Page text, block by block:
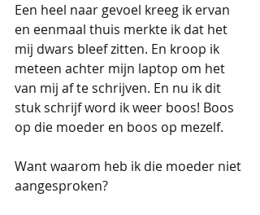
Een heel naar gevoel kreeg ik ervan
en eenmaal thuis merkte ik dat het
mij dwars bleef zitten. En kroop ik
meteen achter mijn laptop om het
van mij af te schrijven. En nu ik dit
stuk schrijf word ik weer boos! Boos
op die moeder en boos op mezelf.
Want waarom heb ik die moeder niet
aangesproken?